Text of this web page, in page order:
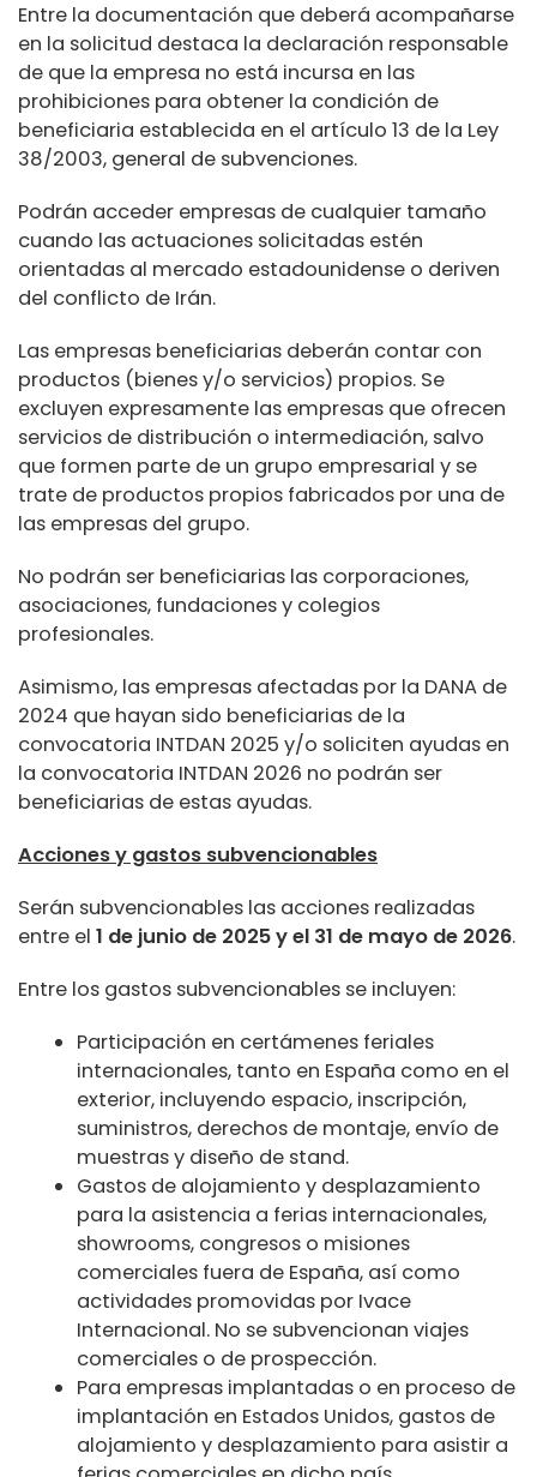
Entre la documentación que deberá acompañarse
en la solicitud destaca la declaración responsable
de que la empresa no está incursa en las
prohibiciones para obtener la condición de
beneficiaria establecida en el artículo 13 de la Ley
38/2003, general de subvenciones.
Podrán acceder empresas de cualquier tamaño
cuando las actuaciones solicitadas estén
orientadas al mercado estadounidense o deriven
del conflicto de Irán.
Las empresas beneficiarias deberán contar con
productos (bienes y/o servicios) propios. Se
excluyen expresamente las empresas que ofrecen
servicios de distribución o intermediación, salvo
que formen parte de un grupo empresarial y se
trate de productos propios fabricados por una de
las empresas del grupo.
No podrán ser beneficiarias las corporaciones,
asociaciones, fundaciones y colegios
profesionales.
Asimismo, las empresas afectadas por la DANA de
2024 que hayan sido beneficiarias de la
convocatoria INTDAN 2025 y/o soliciten ayudas en
la convocatoria INTDAN 2026 no podrán ser
beneficiarias de estas ayudas.
Acciones y gastos subvencionables
Serán subvencionables las acciones realizadas
entre el 1 de junio de 2025 y el 31 de mayo de 2026.
Entre los gastos subvencionables se incluyen:
Participación en certámenes feriales
internacionales, tanto en España como en el
exterior, incluyendo espacio, inscripción,
suministros, derechos de montaje, envío de
muestras y diseño de stand.
Gastos de alojamiento y desplazamiento
para la asistencia a ferias internacionales,
showrooms, congresos o misiones
comerciales fuera de España, así como
actividades promovidas por Ivace
Internacional. No se subvencionan viajes
comerciales o de prospección.
Para empresas implantadas o en proceso de
implantación en Estados Unidos, gastos de
alojamiento y desplazamiento para asistir a